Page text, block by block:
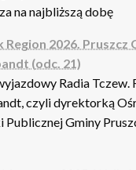
na najbliższą dobę
Region 2026. Pruszcz
(odc. 21)
Radia Tczew.
czyli dyrektorką
Gminy